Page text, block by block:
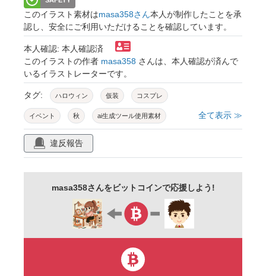
このイラスト素材はmasa358さん本人が制作したことを承
認し、安全にご利用いただけることを確認しています。
本人確認: 本人確認済
このイラストの作者 masa358 さんは、本人確認が済んで
いるイラストレーターです。
タグ: ハロウィン 仮装 コスプレ
イベント 秋 ai生成ツール使用素材 全て表示 ≫
違反報告
masa358さんをビットコインで応援しよう!